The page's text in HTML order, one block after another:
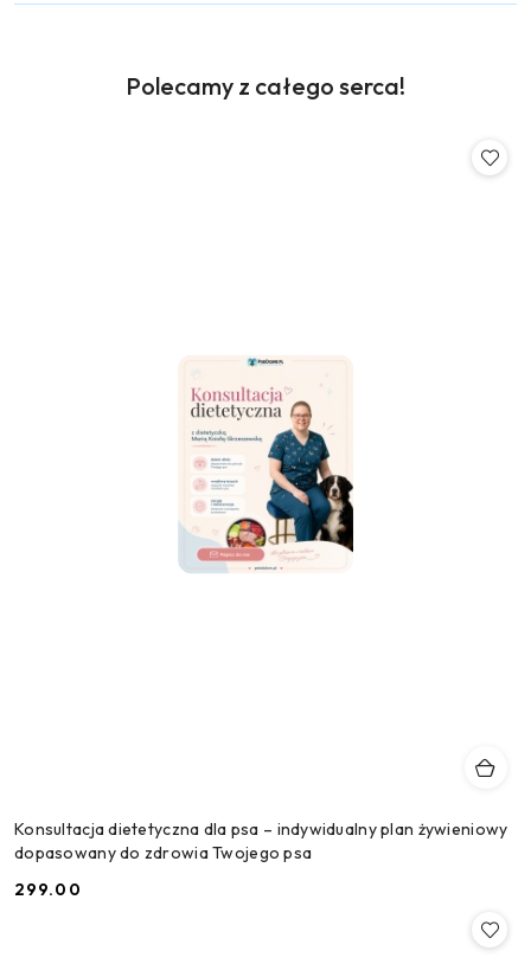
Pomiń karuzelę produktów
Produkty
Polecamy z całego serca!
Konsultacja dietetyczna dla psa – indywidualny plan żywieniowy
dopasowany do zdrowia Twojego psa
Cena:
299.00